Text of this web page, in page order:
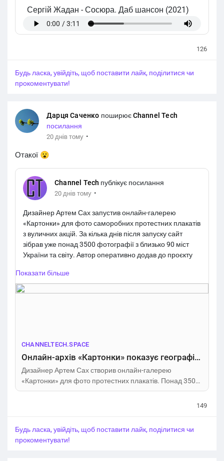
Сергій Жадан -Сосюра. Даб шансон (2021)
126
Будь ласка, увійдіть, щоб поставити лайк, поділитися чи
прокоментувати!
Дарця Саченко поширюєChannel Tech
посилання
20 днів тому ·
Отакої 😮
Channel Tech публікує посилання
20 днів тому ·
Дизайнер Артем Сах запустив онлайн-галерею
«Картонки» для фото саморобних протестних плакатів
з вуличних акцій. За кілька днів після запуску сайт
зібрав уже понад 3500 фотографії з близько 90 міст
України та світу. Автор оперативно додав до проєкту
масового завантаження фото. Здебільшого плакати в
галереї стосуються суспільного невдоволення
Показати більше
CHANNELTECH.SPACE
Онлайн-архів «Картонки» показує географію українських протестів – Channel Tech
Дизайнер Артем Сах створив онлайн-галерею
«Картонки» для фото протестних плакатів. Понад 3500
знімків з України та світу вже додано на сайт.
149
Будь ласка, увійдіть, щоб поставити лайк, поділитися чи
прокоментувати!